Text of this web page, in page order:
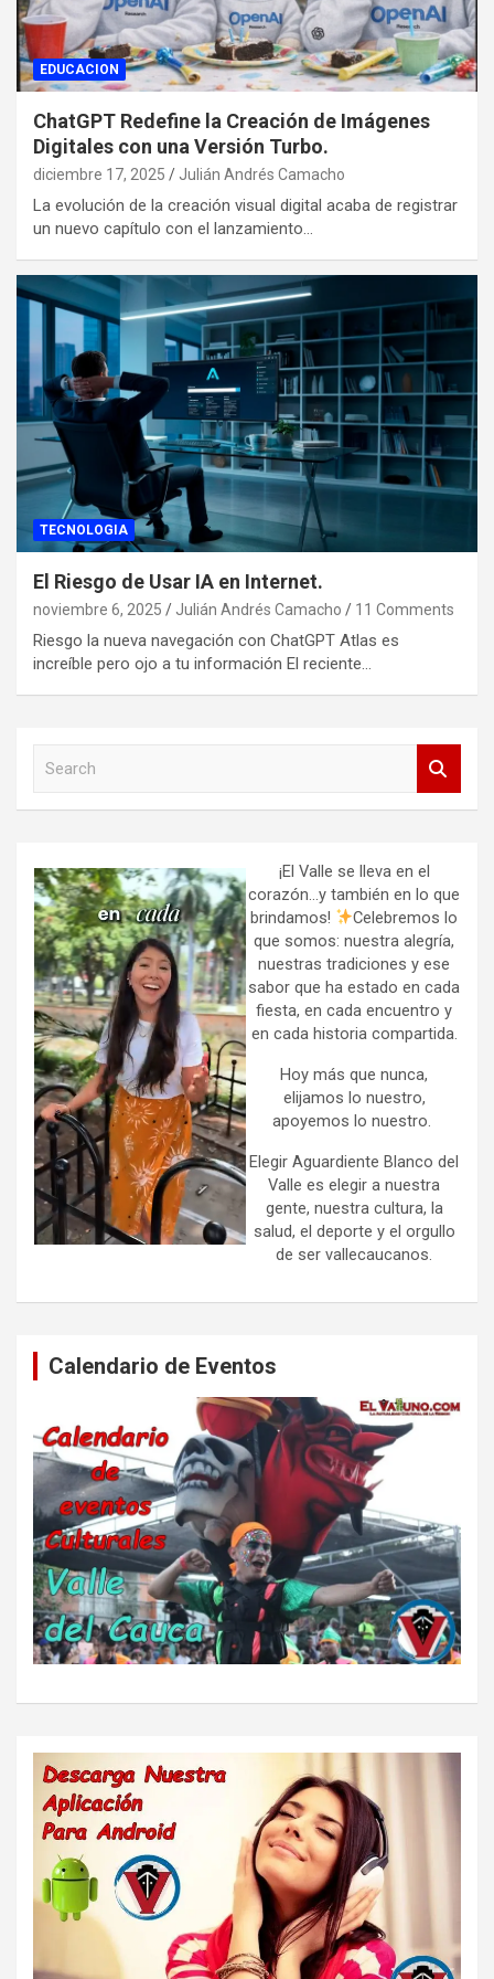
EDUCACION
ChatGPT Redefine la Creación de Imágenes
Digitales con una Versión Turbo.
diciembre 17, 2025 Julián Andrés Camacho
La evolución de la creación visual digital acaba de registrar
un nuevo capítulo con el lanzamiento…
TECNOLOGIA
El Riesgo de Usar IA en Internet.
noviembre 6, 2025 Julián Andrés Camacho 11 Comments
Riesgo la nueva navegación con ChatGPT Atlas es
increíble pero ojo a tu información El reciente…
h
¡El Valle se lleva en el
corazón…y también en lo que
brindamos!
Celebremos lo
que somos: nuestra alegría,
nuestras tradiciones y ese
sabor que ha estado en cada
fiesta, en cada encuentro y
en cada historia compartida.
Hoy más que nunca,
elijamos lo nuestro,
apoyemos lo nuestro.
Elegir Aguardiente Blanco del
Valle es elegir a nuestra
gente, nuestra cultura, la
salud, el deporte y el orgullo
de ser vallecaucanos.
Calendario de Eventos